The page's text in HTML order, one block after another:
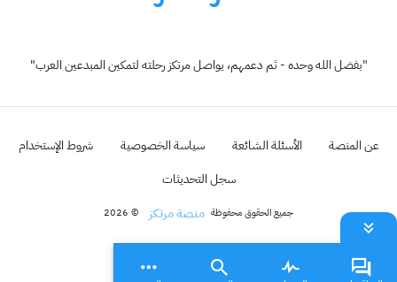
"بفضل الله وحده - ثم دعمهم، يواصل مرتكز رحلته لتمكين المبدعين العرب"
عن المنصة الأسئلة الشائعة سياسة الخصوصية
شروط الإستخدام
سجل التحديثات
جميع الحقوق محفوظة منصة مرتكز © 2026